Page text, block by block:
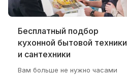
Бесплатный подбор
кухонной бытовой техники
и сантехники
Вам больше не нужно часами